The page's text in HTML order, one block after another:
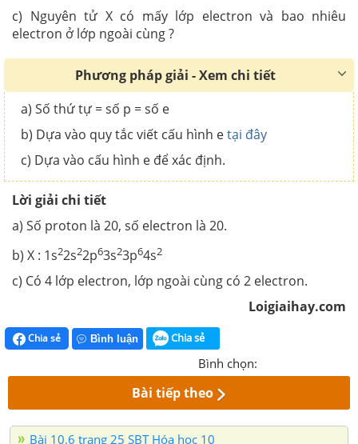
c) Nguyên tử X có mấy lớp electron và bao nhiêu
electron ở lớp ngoài cùng ?
Phương pháp giải - Xem chi tiết
a) Số thứ tự = số p = số e
b) Dựa vào quy tắc viết cấu hình etại đây
c) Dựa vào cấu hình e để xác định.
Lời giải chi tiết
a) Số proton là 20, số electron là 20.
b) X : 1s22s22p63s23p64s2
c) Có 4 lớp electron, lớp ngoài cùng có 2 electron.
Loigiaihay.com
Chia sẻ Bình luận Chia sẻ
Bình chọn:
Bài tiếp theo
Bài 10.6 trang 25 SBT Hóa học 10